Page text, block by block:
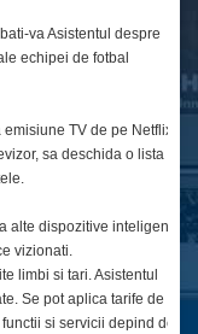
va Asistentul despre
echipei de fotbal
TV de pe Netflix
sa deschida o lista
alte dispozitive inteligente
vizionati.
limbi si tari. Asistentul
Se pot aplica tarife de
si servicii depind de